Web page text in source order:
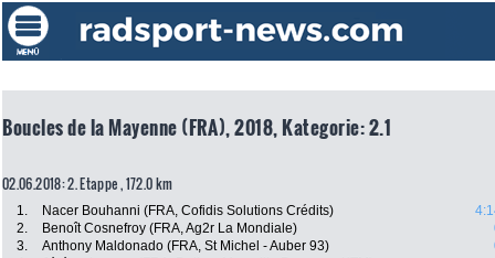
Boucles de la Mayenne (FRA), 2018, Kategorie: 2.1
02.06.2018: 2. Etappe , 172.0 km
1. Nacer Bouhanni (FRA, Cofidis Solutions Crédits)
2.
Benoît Cosnefroy (FRA, Ag2r La Mondiale)
3.
Anthony Maldonado (FRA, St Michel - Auber 93)